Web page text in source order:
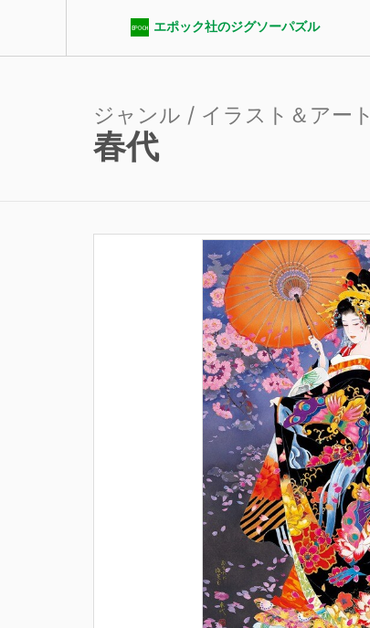
エポック社のジグソーパズル
エポック社パズルクラブ
ジャンル / イラスト＆アート
春代